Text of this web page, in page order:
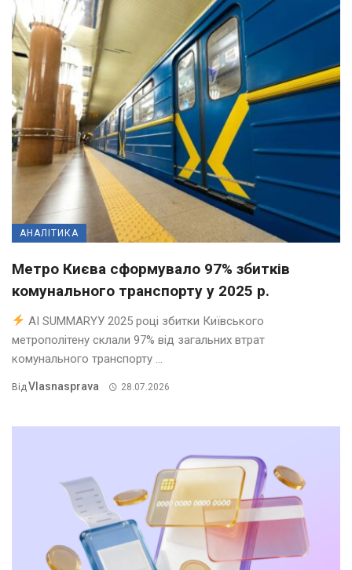
АНАЛІТИКА
Метро Києва сформувало 97% збитків
комунального транспорту у 2025 р.
AI SUMMARYУ 2025 році збитки Київського
метрополітену склали 97% від загальних втрат
комунального транспорту ...
ВідVlasnasprava 28.07.2026